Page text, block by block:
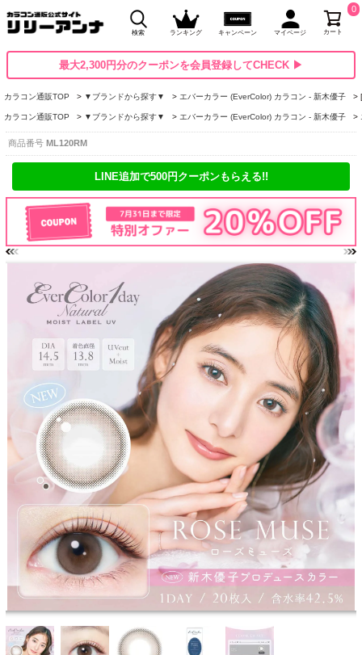
検索 ランキング キャンペーン マイページ カート
0
最大2,300円分のクーポンを会員登録してCHECK ▶
カラコン通販TOP ▼ブランドから探す▼ エバーカラー (EverColor) カラコン - 新木優子
カラコン通販TOP ▼ブランドから探す▼ エバーカラー (EverColor) カラコン - 新木優子
商品番号 ML120RM
LINE追加で500円クーポンもらえる!!